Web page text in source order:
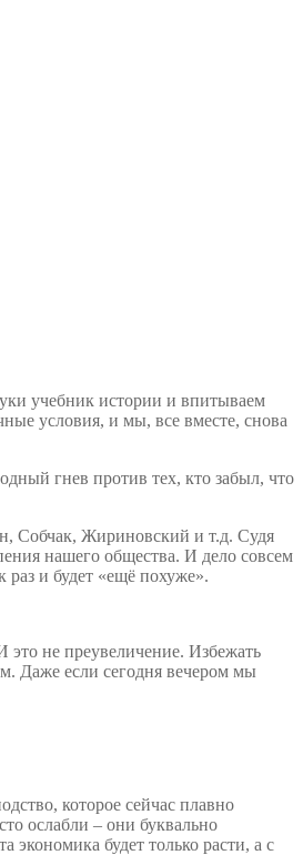
учебник истории и впитываем
условия, и мы, все вместе, снова
гнев против тех, кто забыл, что
Собчак, Жириновский и т.д. Судя
нашего общества. И дело совсем
и будет «ещё похуже».
это не преувеличение. Избежать
Даже если сегодня вечером мы
которое сейчас плавно
ослабли – они буквально
экономика будет только расти, а с